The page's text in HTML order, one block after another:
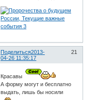
Поделиться 21
2013-
04-26 11:35:17
Красавы
А форму могут и бесплатно
выдать, лишь бы носили